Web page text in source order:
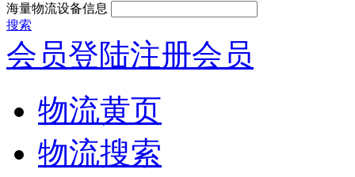
海量物流设备信息
搜索
会员登陆注册会员
物流黄页
物流搜索